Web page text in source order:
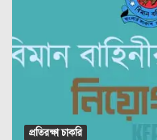
প্রতিরক্ষা চাকরি